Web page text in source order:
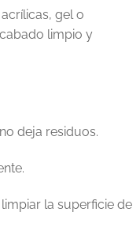
gel o
limpio y
deja residuos.
la superficie de